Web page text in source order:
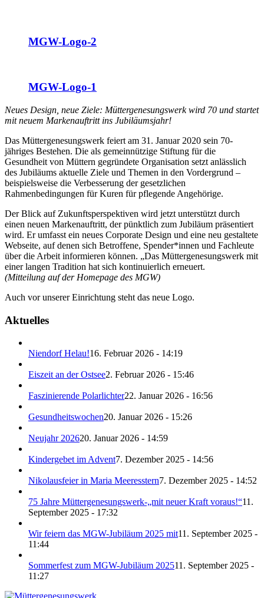
MGW-Logo-2
MGW-Logo-1
Neues Design, neue Ziele: Müttergenesungswerk wird 70 und startet
mit neuem Markenauftritt ins Jubiläumsjahr!
Das Müttergenesungswerk feiert am 31. Januar 2020 sein 70-
jähriges Bestehen. Die als gemeinnützige Stiftung für die
Gesundheit von Müttern gegründete Organisation setzt anlässlich
des Jubiläums aktuelle Ziele und Themen in den Vordergrund –
beispielsweise die Verbesserung der gesetzlichen
Rahmenbedingungen für Kuren für pflegende Angehörige.
Der Blick auf Zukunftsperspektiven wird jetzt unterstützt durch
einen neuen Markenauftritt, der pünktlich zum Jubiläum präsentiert
wird. Er umfasst ein neues Corporate Design und eine neu gestaltete
Webseite, auf denen sich Betroffene, Spender*innen und Fachleute
über die Arbeit informieren können. „Das Müttergenesungswerk mit
einer langen Tradition hat sich kontinuierlich erneuert.
(Mitteilung auf der Homepage des MGW)
Auch vor unserer Einrichtung steht das neue Logo.
Aktuelles
Niendorf Helau!16. Februar 2026 - 14:19
Eiszeit an der Ostsee2. Februar 2026 - 15:46
Faszinierende Polarlichter22. Januar 2026 - 16:56
Gesundheitswochen20. Januar 2026 - 15:26
Neujahr 202620. Januar 2026 - 14:59
Kindergebet im Advent7. Dezember 2025 - 14:56
Nikolausfeier in Maria Meeresstern7. Dezember 2025 - 14:52
75 Jahre Müttergenesungswerk-„mit neuer Kraft voraus!“11.
September 2025 - 17:32
Wir feiern das MGW-Jubiläum 2025 mit11. September 2025 -
11:44
Sommerfest zum MGW-Jubiläum 202511. September 2025 -
11:27